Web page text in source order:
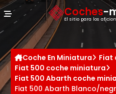
Coches-
El sitio para los
Coche En Miniatura
Fiat
Fiat 500 coche miniatura
Fiat 500 Abarth coche
Fiat 500 Abarth Blanco/
Panel de gestión de cookies